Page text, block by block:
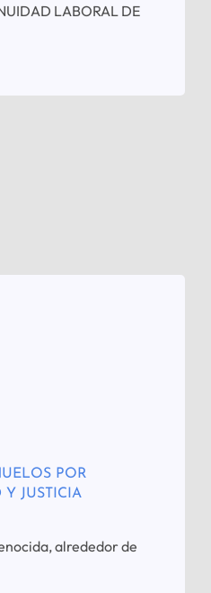
LABORAL DE
POR
JUSTICIA
alrededor de